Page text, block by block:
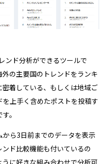
ンド分析ができるツールで
の主要国のトレンドをランキ
着している、もしくは地域ご
上手く含めたポストを投稿す
。
から3日前までのデータを表示
ド比較機能も付いているの